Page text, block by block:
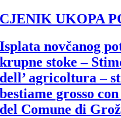
CJENIK UKOPA
Isplata novčanog
krupne stoke –
dell’ agricoltura –
bestiame grosso
del Comune di